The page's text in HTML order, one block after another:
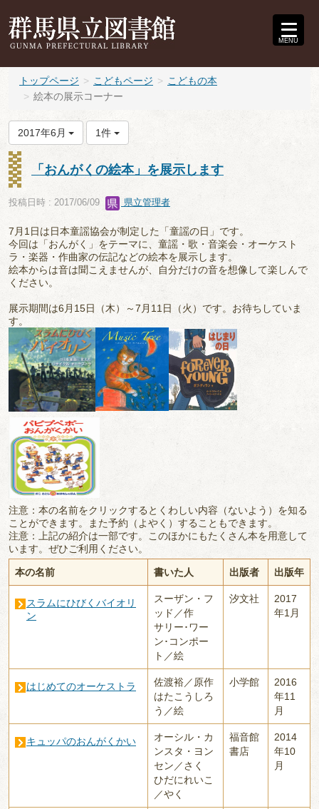
MENU
トップページ こどもページ
こどもの本
絵本の展示コーナー
2017年6月 1件
「おんがくの絵本」を展示します
投稿日時 : 2017/06/09 県立管理者
7月1日は日本童謡協会が制定した「童謡の日」です。
今回は「おんがく」をテーマに、童謡・歌・音楽会・オーケスト
ラ・楽器・作曲家の伝記などの絵本を展示します。
絵本からは音は聞こえませんが、自分だけの音を想像して楽しんで
ください。
展示期間は6月15日（木）～7月11日（火）です。お待ちしていま
す。
注意：本の名前をクリックするとくわしい内容（ないよう）を知る
ことができます。また予約（よやく）することもできます。
注意：上記の紹介は一部です。このほかにもたくさん本を用意して
います。ぜひご利用ください。
本の名前 書いた人 出版者 出版年
スラムにひびくバイオリ
ン
スーザン・フ
ッド／作
サリー･ワー
ン･コンポー
ト／絵
汐文社
2017
年1月
はじめてのオーケストラ
佐渡裕／原作
はたこうしろ
う／絵
小学館
2016
年11
月
キュッパのおんがくかい
オーシル・カ
ンスタ・ヨン
セン／さく
ひだにれいこ
／やく
福音館
書店
2014
年10
月